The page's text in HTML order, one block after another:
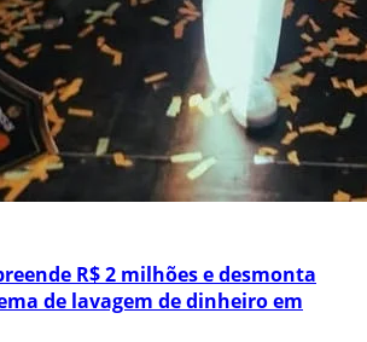
R$ 2 milhões e desmonta
de lavagem de dinheiro em